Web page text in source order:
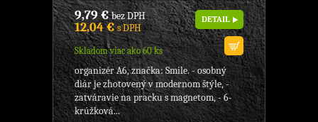
9,79 €bez DPH
12,04 €s DPH
Skladom viac ako 60 ks
DETAIL
organizér A6, značka: Smile. - osobný
diár je zhotovený v modernom štýle, -
zatváravie na pracku s magnetom, - 6-
krúžková...